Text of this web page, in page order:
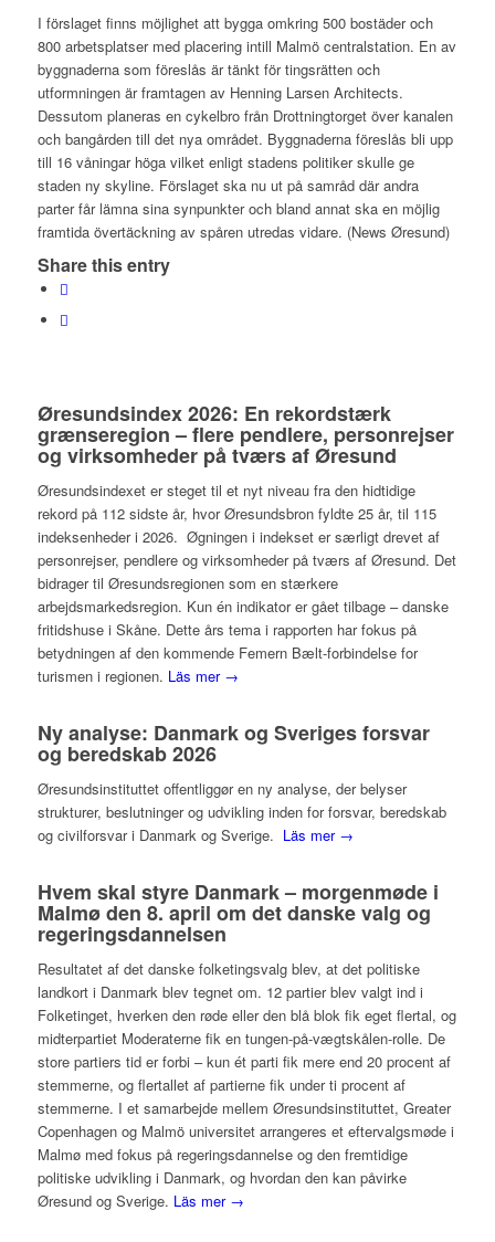
I förslaget finns möjlighet att bygga omkring 500 bostäder och
800 arbetsplatser med placering intill Malmö centralstation. En av
byggnaderna som föreslås är tänkt för tingsrätten och
utformningen är framtagen av Henning Larsen Architects.
Dessutom planeras en cykelbro från Drottningtorget över kanalen
och bangården till det nya området. Byggnaderna föreslås bli upp
till 16 våningar höga vilket enligt stadens politiker skulle ge
staden ny skyline. Förslaget ska nu ut på samråd där andra
parter får lämna sina synpunkter och bland annat ska en möjlig
framtida övertäckning av spåren utredas vidare. (News Øresund)
Share this entry
Øresundsindex 2026: En rekordstærk
grænseregion – flere pendlere, personrejser
og virksomheder på tværs af Øresund
Øresundsindexet er steget til et nyt niveau fra den hidtidige
rekord på 112 sidste år, hvor Øresundsbron fyldte 25 år, til 115
indeksenheder i 2026. Øgningen i indekset er særligt drevet af
personrejser, pendlere og virksomheder på tværs af Øresund. Det
bidrager til Øresundsregionen som en stærkere
arbejdsmarkedsregion. Kun én indikator er gået tilbage – danske
fritidshuse i Skåne. Dette års tema i rapporten har fokus på
betydningen af den kommende Femern Bælt-forbindelse for
turismen i regionen. Läs mer →
Ny analyse: Danmark og Sveriges forsvar
og beredskab 2026
Øresundsinstituttet offentliggør en ny analyse, der belyser
strukturer, beslutninger og udvikling inden for forsvar, beredskab
og civilforsvar i Danmark og Sverige. Läs mer →
Hvem skal styre Danmark – morgenmøde i
Malmø den 8. april om det danske valg og
regeringsdannelsen
Resultatet af det danske folketingsvalg blev, at det politiske
landkort i Danmark blev tegnet om. 12 partier blev valgt ind i
Folketinget, hverken den røde eller den blå blok fik eget flertal, og
midterpartiet Moderaterne fik en tungen-på-vægtskålen-rolle. De
store partiers tid er forbi – kun ét parti fik mere end 20 procent af
stemmerne, og flertallet af partierne fik under ti procent af
stemmerne. I et samarbejde mellem Øresundsinstituttet, Greater
Copenhagen og Malmö universitet arrangeres et eftervalgsmøde i
Malmø med fokus på regeringsdannelse og den fremtidige
politiske udvikling i Danmark, og hvordan den kan påvirke
Øresund og Sverige. Läs mer →